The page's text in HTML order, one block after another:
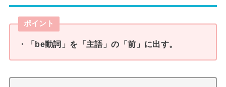
ポイント
・「be動詞」を「主語」の「前」に出す。